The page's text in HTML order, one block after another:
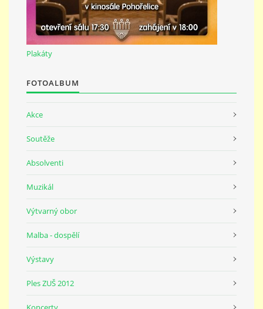
ZUŠ Pohořelice
Školní 462
Pohořelice
© 2026 eStránky.cz
Plakáty
FOTOALBUM
Akce
Soutěže
Absolventi
Muzikál
Výtvarný obor
Malba - dospělí
Výstavy
Ples ZUŠ 2012